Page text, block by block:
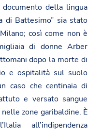
della lingua
di Battesimo” sia stato
così come non è
di donne Arber
dopo la morte di
e ospitalità sul suolo
caso che centinaia di
e versato sangue
zone garibaldine. È
all’indipendenza